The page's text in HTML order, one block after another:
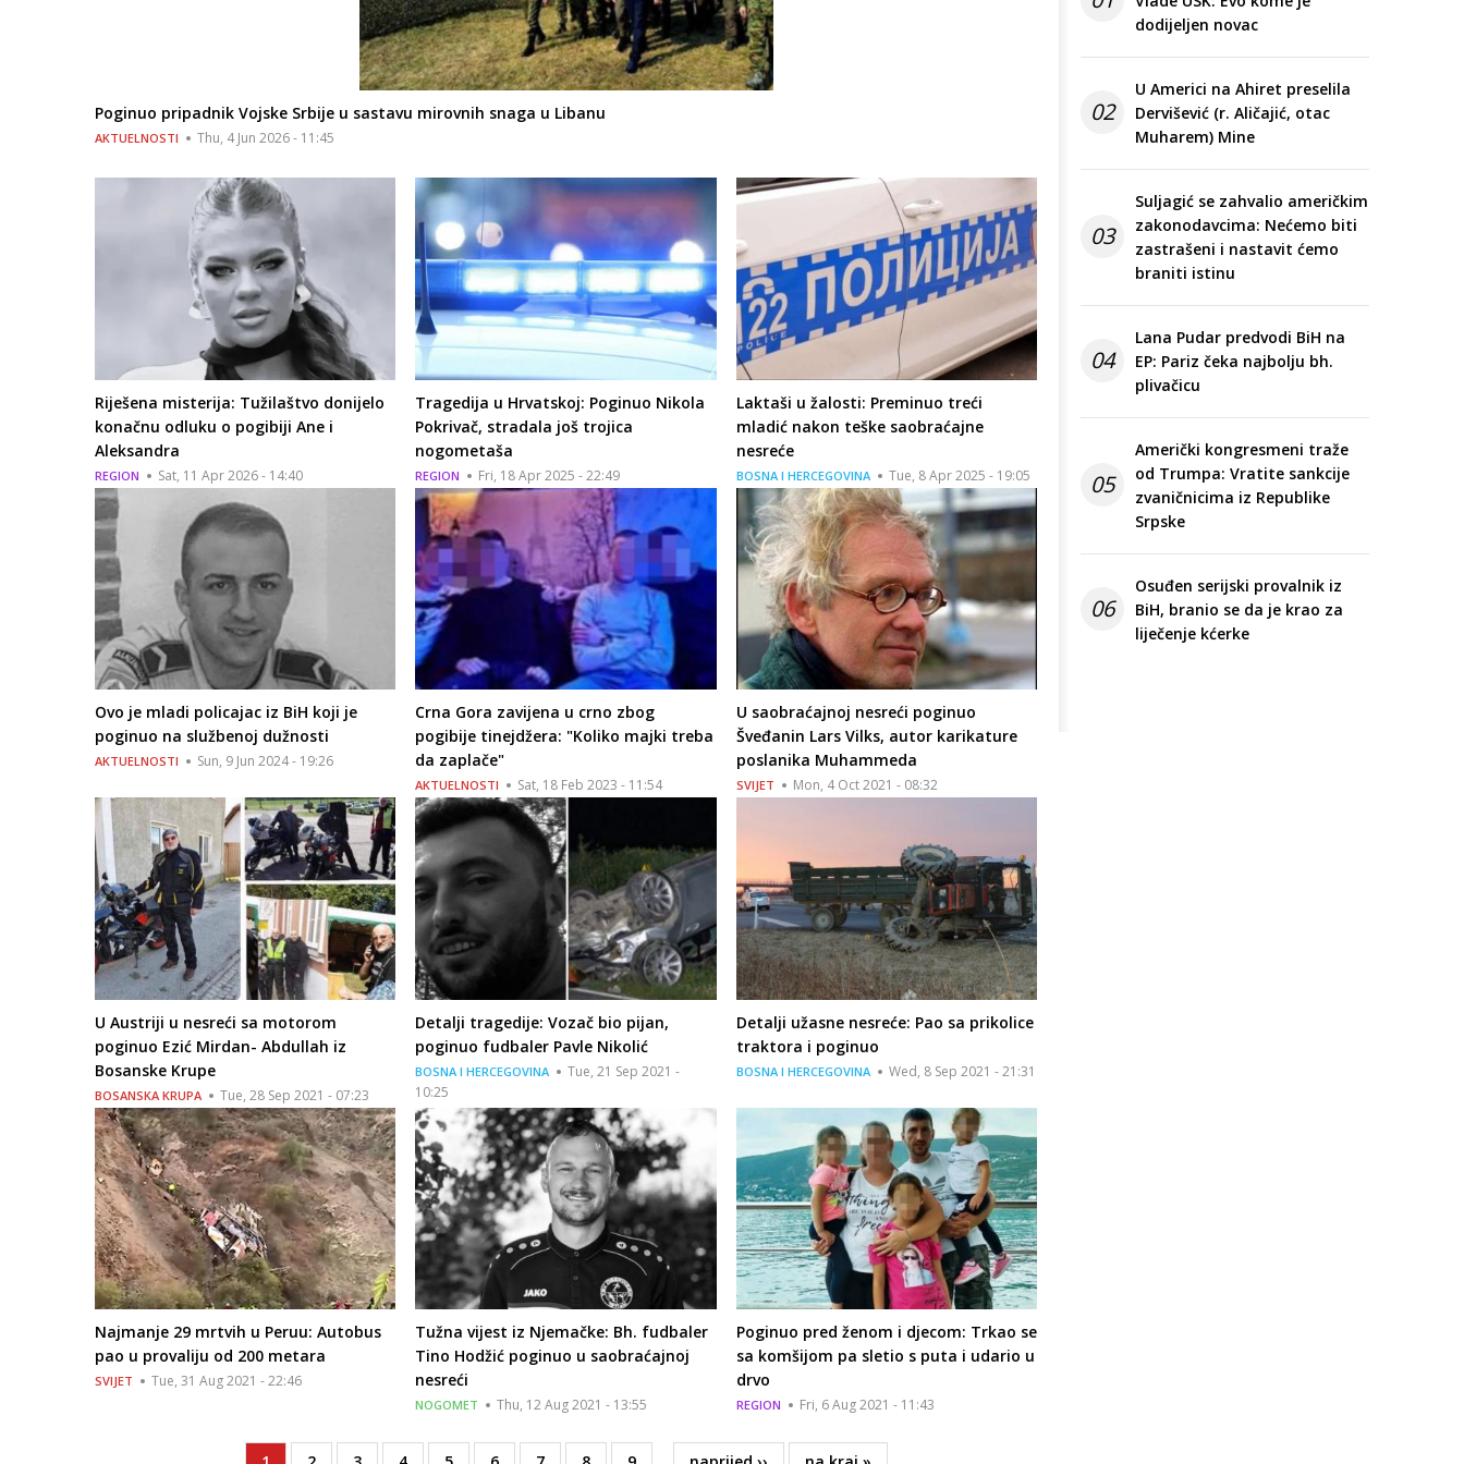
Poginuo pripadnik Vojske Srbije u sastavu mirovnih snaga u Libanu
AKTUELNOSTI Thu, 4 Jun 2026 - 11:45
Riješena misterija: Tužilaštvo donijelo
konačnu odluku o pogibiji Ane i
Aleksandra
REGION Sat, 11 Apr 2026 - 14:40
Tragedija u Hrvatskoj: Poginuo Nikola
Pokrivač, stradala još trojica
nogometaša
REGION Fri, 18 Apr 2025 - 22:49
Laktaši u žalosti: Preminuo treći
mladić nakon teške saobraćajne
nesreće
BOSNA I HERCEGOVINA Tue, 8 Apr 2025 - 19:05
Ovo je mladi policajac iz BiH koji je
poginuo na službenoj dužnosti
AKTUELNOSTI Sun, 9 Jun 2024 - 19:26
Crna Gora zavijena u crno zbog
pogibije tinejdžera: "Koliko majki treba
da zaplače"
AKTUELNOSTI Sat, 18 Feb 2023 - 11:54
U saobraćajnoj nesreći poginuo
Šveđanin Lars Vilks, autor karikature
poslanika Muhammeda
SVIJET Mon, 4 Oct 2021 - 08:32
U Austriji u nesreći sa motorom
poginuo Ezić Mirdan- Abdullah iz
Bosanske Krupe
BOSANSKA KRUPA Tue, 28 Sep 2021 - 07:23
Detalji tragedije: Vozač bio pijan,
poginuo fudbaler Pavle Nikolić
BOSNA I HERCEGOVINA
Tue, 21 Sep 2021 -
10:25
Detalji užasne nesreće: Pao sa prikolice
traktora i poginuo
BOSNA I HERCEGOVINA Wed, 8 Sep 2021 - 21:31
Najmanje 29 mrtvih u Peruu: Autobus
pao u provaliju od 200 metara
SVIJET Tue, 31 Aug 2021 - 22:46
Tužna vijest iz Njemačke: Bh. fudbaler
Tino Hodžić poginuo u saobraćajnoj
nesreći
NOGOMET Thu, 12 Aug 2021 - 13:55
Poginuo pred ženom i djecom: Trkao se
sa komšijom pa sletio s puta i udario u
drvo
REGION Fri, 6 Aug 2021 - 11:43
dodijeljen novac
02
U Americi na Ahiret preselila
Dervišević (r. Aličajić, otac
Muharem) Mine
03
Suljagić se zahvalio američkim
zakonodavcima: Nećemo biti
zastrašeni i nastavit ćemo
braniti istinu
04
Lana Pudar predvodi BiH na
EP: Pariz čeka najbolju bh.
plivačicu
05
Američki kongresmeni traže
od Trumpa: Vratite sankcije
zvaničnicima iz Republike
Srpske
06
Osuđen serijski provalnik iz
BiH, branio se da je krao za
liječenje kćerke